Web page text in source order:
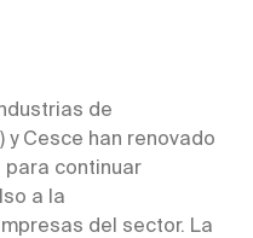
de
y Cesce han renovado
para continuar
a la
del sector. La